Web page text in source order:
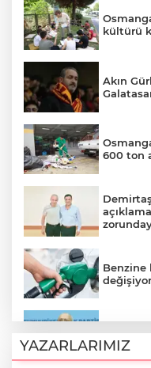
kültürü
Akın
600 ton
Benzine
değişiyor
vereceğiz
YAZARLARIMIZ